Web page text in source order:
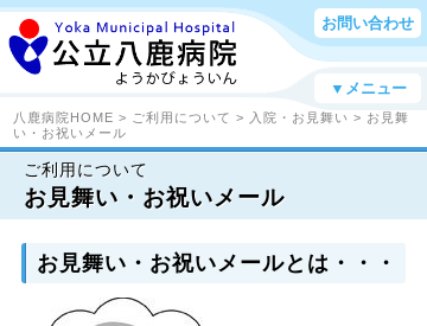
お問い合わせ
▼メニュー
八鹿病院HOME > ご利用について > 入院・お見舞い > お見舞
い・お祝いメール
ご利用について
お見舞い・お祝いメール
お見舞い・お祝いメールとは・・・